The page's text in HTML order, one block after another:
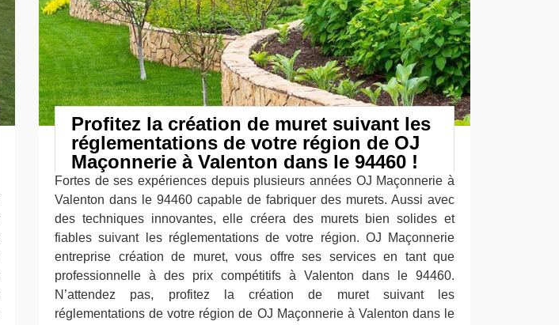
Profitez la création de muret suivant les
réglementations de votre région de OJ
Maçonnerie à Valenton dans le 94460 !
Fortes de ses expériences depuis plusieurs années OJ Maçonnerie à
Valenton dans le 94460 capable de fabriquer des murets. Aussi avec
des techniques innovantes, elle créera des murets bien solides et
fiables suivant les réglementations de votre région. OJ Maçonnerie
entreprise création de muret, vous offre ses services en tant que
professionnelle à des prix compétitifs à Valenton dans le 94460.
N’attendez pas, profitez la création de muret suivant les
réglementations de votre région de OJ Maçonnerie à Valenton dans le